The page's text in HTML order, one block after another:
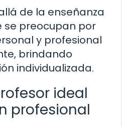
de la enseñanza
se preocupan por
y profesional
brindando
individualizada.
ideal
profesional